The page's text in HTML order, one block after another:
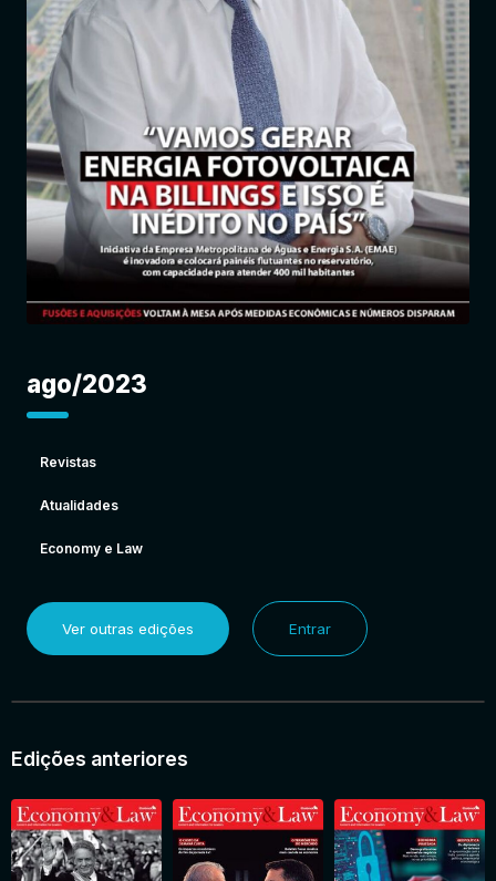
Notícias
Entrar
ago/2023
Revistas
Atualidades
Economy e Law
Ver outras edições Entrar
Edições anteriores